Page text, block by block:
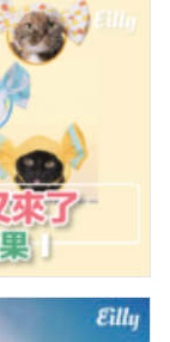
歐與茱麗葉….